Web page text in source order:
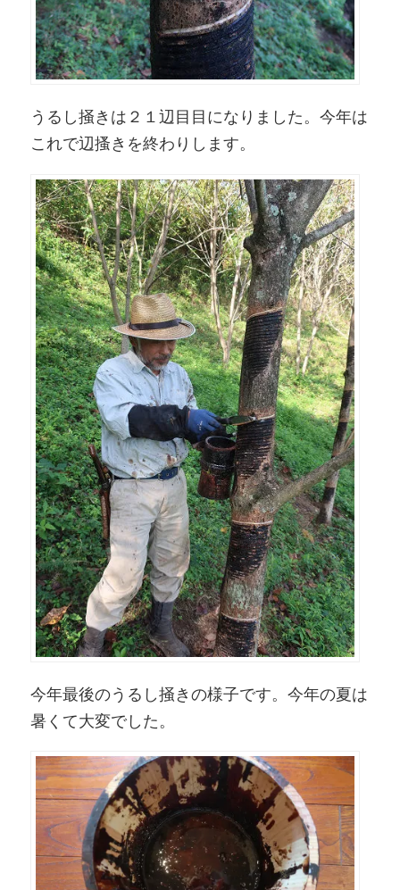
うるし掻きは２１辺目目になりました。今年は
これで辺搔きを終わりします。
今年最後のうるし掻きの様子です。今年の夏は
暑くて大変でした。